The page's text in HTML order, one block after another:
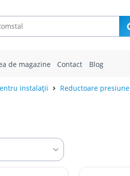
de magazine Contact Blog
instalații Reductoare presiune